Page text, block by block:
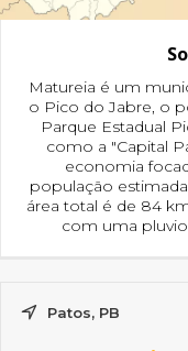
Matureia é um
o Pico do Jabre, o
Parque Estadual
como a "Capital
economia
população
área total é de 84
com uma
Patos, PB